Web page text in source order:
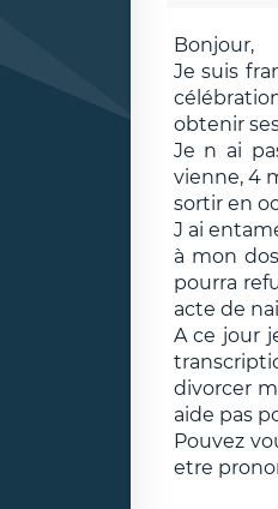
Bonjour,
Je suis
obtenir
Je n ai
vienne, 4
sortir en
J ai
à mon
pourra
acte de
A ce jour
divorcer
aide pas
Pouvez
etre